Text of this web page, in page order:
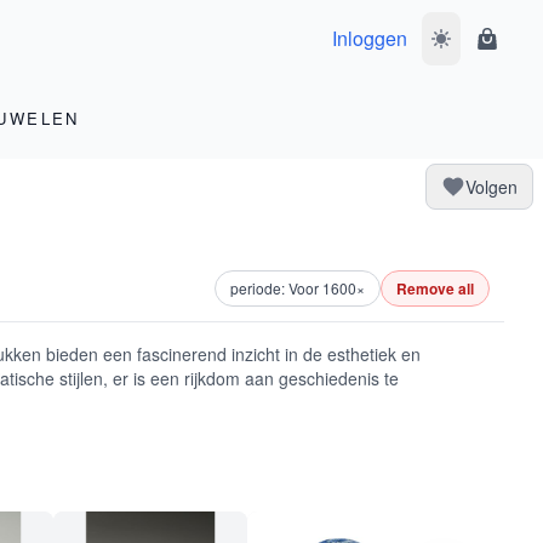
Inloggen Wissel
Volgen
periode: Voor 1600× Remove all
bieden een fascinerend inzicht in de esthetiek en
stijlen, er is een rijkdom aan geschiedenis te